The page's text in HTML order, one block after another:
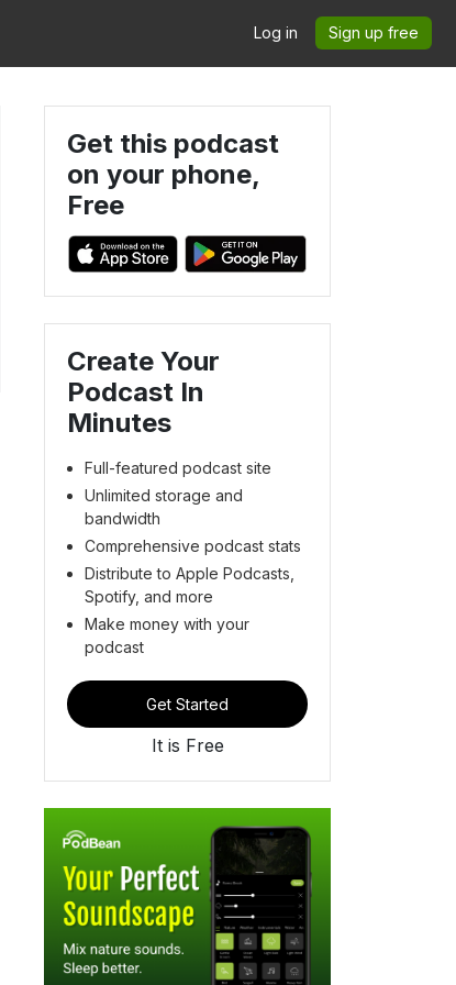
Log in Sign up free
Get this podcast
on your phone,
Free
Create Your
Podcast In
Minutes
Full-featured podcast site
Unlimited storage and
bandwidth
Comprehensive podcast stats
Distribute to Apple Podcasts,
Spotify, and more
Make money with your
podcast
Get Started
It is Free